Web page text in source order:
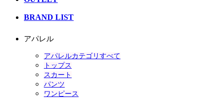
BRAND LIST
アパレル
アパレルカテゴリすべて
トップス
スカート
パンツ
ワンピース